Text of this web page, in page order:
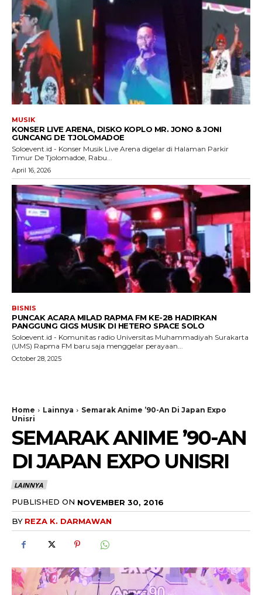
MUSIK
KONSER LIVE ARENA, DISKO KOPLO MR. JONO & JONI
GUNCANG DE TJOLOMADOE
Soloevent.id - Konser Musik Live Arena digelar di Halaman Parkir
Timur De Tjolomadoe, Rabu...
April 16, 2026
BISNIS
PUNCAK ACARA MILAD RAPMA FM KE-28 HADIRKAN
PANGGUNG GIGS MUSIK DI HETERO SPACE SOLO
Soloevent.id - Komunitas radio Universitas Muhammadiyah Surakarta
(UMS) Rapma FM baru saja menggelar perayaan...
October 28, 2025